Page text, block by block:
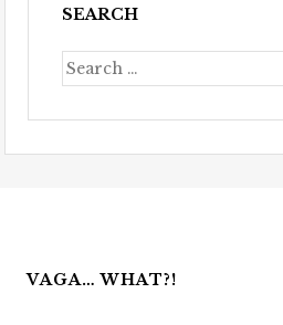
SEARCH
VAGA… WHAT?!